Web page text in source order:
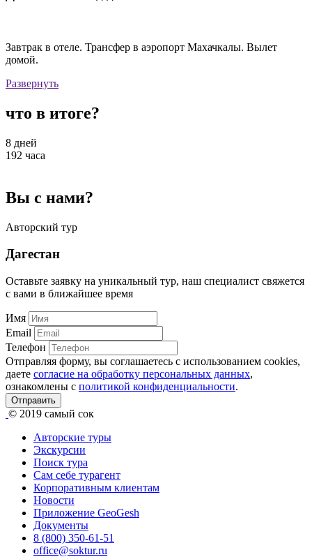
Завтрак в отеле. Трансфер в аэропорт Махачкалы. Вылет
домой.
Развернуть
что в итоге?
8 дней
192 часа
Вы с нами?
Авторский тур
Дагестан
Оставьте заявку на уникальный тур, наш специалист свяжется
с вами в ближайшее время
Имя
Email
Телефон
Отправляя форму, вы соглашаетесь с использованием cookies,
даете согласие на обработку персональных данных,
ознакомлены с политикой конфиденциальности.
Отправить
© 2019 самый сок
Авторские туры
Экскурсии
Поиск тура
Cам себе турагент
Корпоративным клиентам
Новости
Приложение GeoGesh
Документы
8 (800) 350-61-51
office@soktur.ru